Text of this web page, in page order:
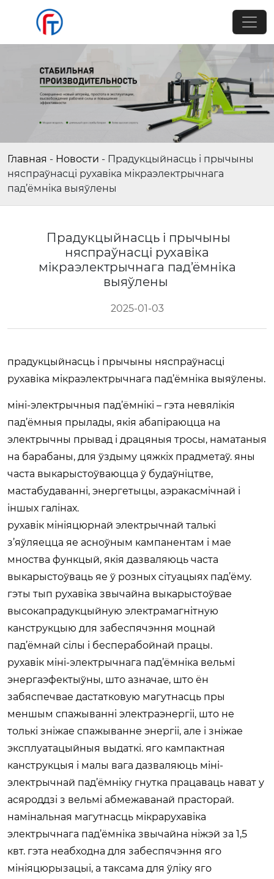
Главная - Новости - Прадукцыйнасць і прычыны
няспраўнасці рухавіка мікраэлектрычнага
пад’ёмніка выяўлены
Прадукцыйнасць і прычыны
няспраўнасці рухавіка
мікраэлектрычнага пад’ёмніка
выяўлены
2025-01-03
прадукцыйнасць і прычыны няспраўнасці
рухавіка мікраэлектрычнага пад’ёмніка выяўлены.
міні-электрычныя пад’ёмнікі – гэта невялікія
пад’ёмныя прылады, якія абапіраюцца на
электрычны прывад і драцяныя тросы, наматаныя
на барабаны, для ўздыму цяжкіх прадметаў. яны
часта выкарыстоўваюцца ў будаўніцтве,
мастабудаванні, энергетыцы, аэракасмічнай і
іншых галінах.
рухавік мініяцюрнай электрычнай талькі
з’яўляецца яе асноўным кампанентам і мае
мноства функцый, якія дазваляюць часта
выкарыстоўваць яе ў розных сітуацыях пад’ёму.
гэты тып рухавіка звычайна выкарыстоўвае
высокапрадукцыйную электрамагнітную
канструкцыю для забеспячэння моцнай
пад’ёмнай сілы і бесперабойнай працы.
рухавік міні-электрычнага пад’ёмніка вельмі
энергаэфектыўны, што азначае, што ён
забяспечвае дастатковую магутнасць пры
меншым спажыванні электраэнергіі, што не
толькі зніжае спажыванне энергіі, але і зніжае
эксплуатацыйныя выдаткі. яго кампактная
канструкцыя і малы вага дазваляюць міні-
электрычнай пад’ёмніку гнутка працаваць нават у
асяроддзі з вельмі абмежаванай прасторай.
намінальная магутнасць мікрарухавіка
электрычнага пад’ёмніка звычайна ніжэй за 1,5
квт. гэта неабходна для забеспячэння яго
мініяцюрызацыі, а таксама для ўліку яго